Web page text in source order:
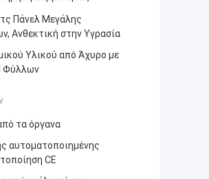
Πάνελ Μεγάλης
Ανθεκτική στην Υγρασία
Υλικού από Άχυρο με
Φύλλων
τα όργανα
αυτοματοποιημένης
CE